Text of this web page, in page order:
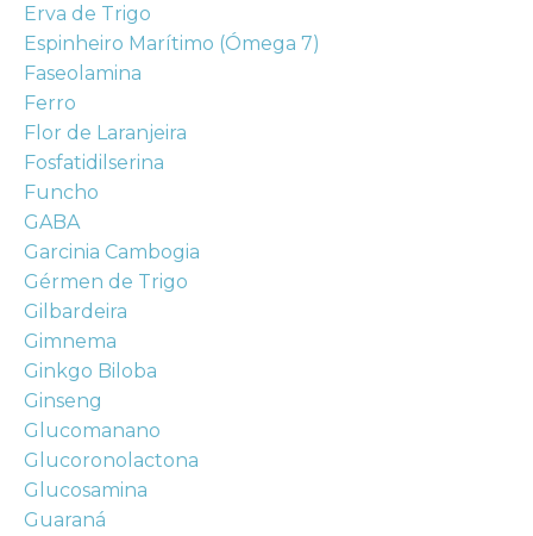
Erva de Trigo
Espinheiro Marítimo (Ómega 7)
Faseolamina
Ferro
Flor de Laranjeira
Fosfatidilserina
Funcho
GABA
Garcinia Cambogia
Gérmen de Trigo
Gilbardeira
Gimnema
Ginkgo Biloba
Ginseng
Glucomanano
Glucoronolactona
Glucosamina
Guaraná